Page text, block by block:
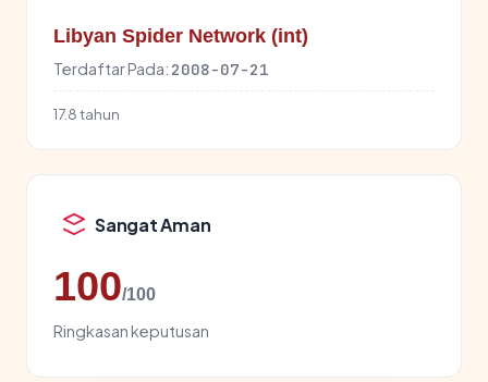
Libyan Spider Network (int)
Terdaftar Pada: 2008-07-21
17.8 tahun
Sangat Aman
100/100
Ringkasan keputusan